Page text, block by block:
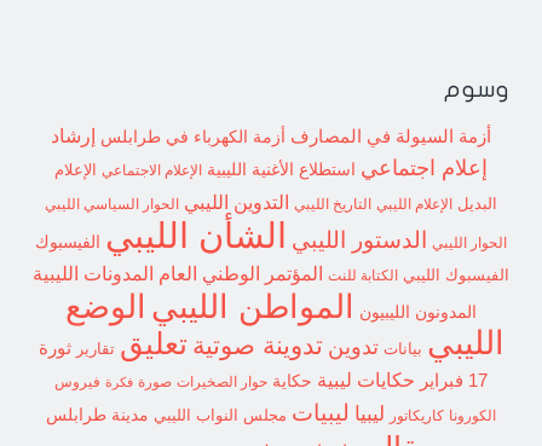
وسوم
أزمة السيولة في المصارف أزمة الكهرباء في طرابلس إرشاد
إعلام اجتماعي استطلاع الأغنية الليبية الإعلام الاجتماعي
الإعلام
البديل الإعلام الليبي التاريخ الليبي التدوين الليبي الحوار السياسي الليبي
الحوار الليبي الدستور الليبي الشأن الليبي الفيسبوك
الفيسبوك الليبي الكتابة للنت المؤتمر الوطني العام المدونات الليبية
المدونون الليبيون المواطن الليبي الوضع
الليبي بيانات تدوين تدوينة صوتية تعليق تقارير
ثورة
17 فبراير
حكايات ليبية حكاية حوار الصخيرات صورة فكرة فيروس
الكورونا كاريكاتور ليبيا ليبيات مجلس النواب الليبي مدينة طرابلس